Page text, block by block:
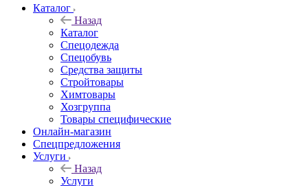
Каталог
Назад
Каталог
Спецодежда
Спецобувь
Средства защиты
Стройтовары
Химтовары
Хозгруппа
Товары специфические
Онлайн-магазин
Спецпредложения
Услуги
Назад
Услуги